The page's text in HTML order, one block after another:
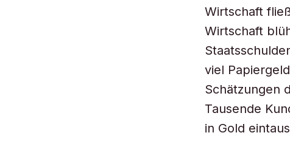
Wirtschaft
Wirtschaft
viel
Schätzungen
Tausende
in Gold